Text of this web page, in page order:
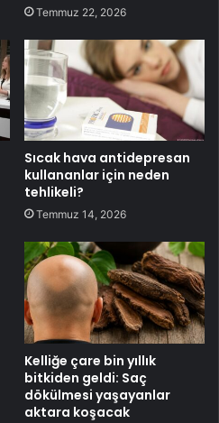
Temmuz 22, 2026
Sıcak hava antidepresan
kullananlar için neden
tehlikeli?
Temmuz 14, 2026
Kelliğe çare bin yıllık
bitkiden geldi: Saç
dökülmesi yaşayanlar
aktara koşacak